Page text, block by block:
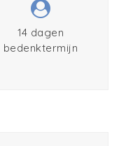
14 dagen
bedenktermijn